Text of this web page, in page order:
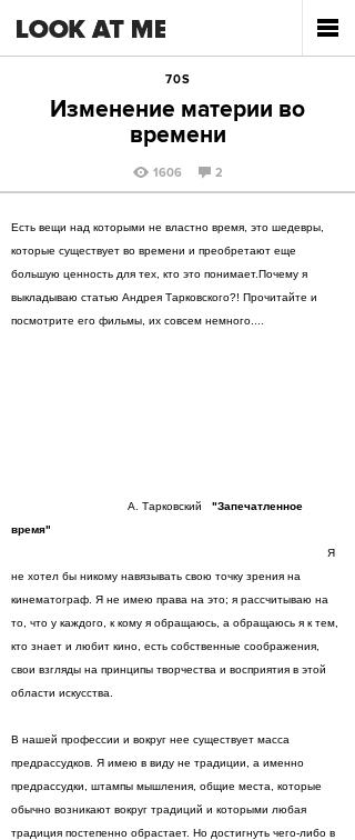
70S
Изменение материи во
времени
1606 2
Есть вещи над которыми не властно время, это шедевры,
которые существует во времени и преобретают еще
большую ценность для тех, кто это понимает.Почему я
выкладываю статью Андрея Тарковского?! Прочитайте и
посмотрите его фильмы, их совсем немного....
А. Тарковский
"Запечатленное
время"
Я
не хотел бы никому навязывать свою точку зрения на
кинематограф. Я не имею права на это; я рассчитываю на
то, что у каждого, к кому я обращаюсь, а обращаюсь я к тем,
кто знает и любит кино, есть собственные соображения,
свои взгляды на принципы творчества и восприятия в этой
области искусства.
В нашей профессии и вокруг нее существует масса
предрассудков. Я имею в виду не традиции, а именно
предрассудки, штампы мышления, общие места, которые
обычно возникают вокруг традиций и которыми любая
традиция постепенно обрастает. Но достигнуть чего-либо в